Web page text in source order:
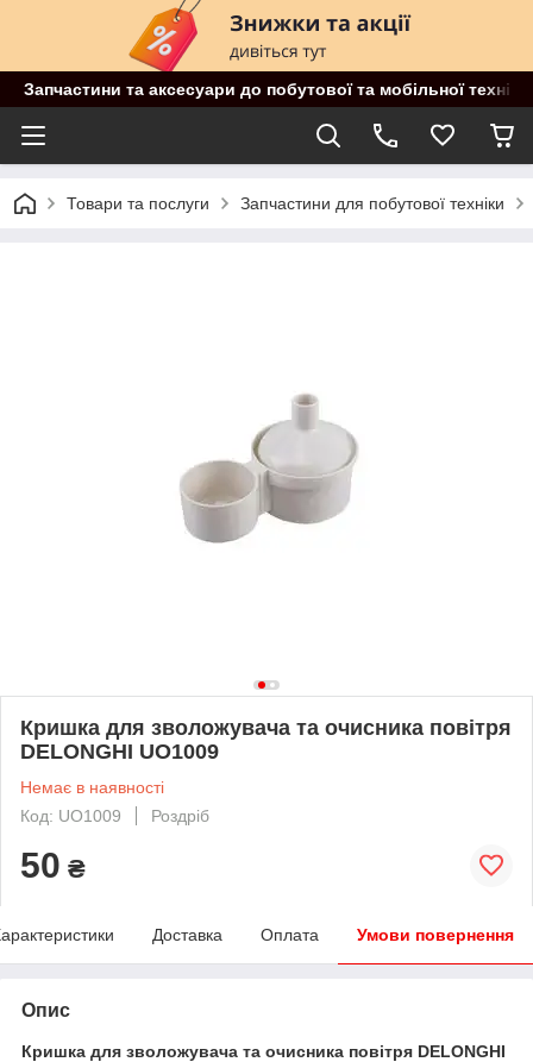
Запчастини та аксесуари до побутової та мобільної
Товари та послуги Запчастини для побутової техніки
Кришка для зволожувача та очисника повітря
DELONGHI UO1009
Немає в наявності
Код: UO1009
Роздріб
50 ₴
Доставка Оплата Умови повернення
Опис
Кришка для зволожувача та очисника повітря DELONGHI